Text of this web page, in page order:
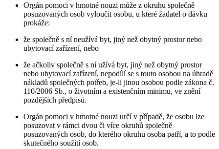
Orgán pomoci v hmotné nouzi může z okruhu společně
posuzovaných osob vyloučit osobu, u které žadatel o dávku
prokáže:
že společně s ní neužívá byt, jiný než obytný prostor nebo
ubytovací zařízení, nebo
že ačkoliv společně s ní užívá byt, jiný než obytný prostor
nebo ubytovací zařízení, nepodílí se s touto osobou na úhradě
nákladů společných potřeb, je-li jinou osobou podle zákona č.
110/2006 Sb., o životním a existenčním minimu, ve znění
pozdějších předpisů.
Orgán pomoci v hmotné nouzi určí v případě, že osobu lze
posuzovat v rámci dvou či více okruhů společně
posuzovaných osob, do kterého okruhu osoba patří, a to podle
skutečného soužití osob.